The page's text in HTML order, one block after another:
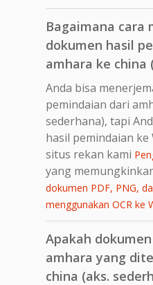
Bagaimana cara
dokumen hasil
amhara ke china
Anda bisa
pemindaian dari
sederhana), tapi
hasil pemindaian
situs rekan kami
yang
dokumen PDF, PNG,
menggunakan OCR ke
Apakah
amhara yang
china (aks.